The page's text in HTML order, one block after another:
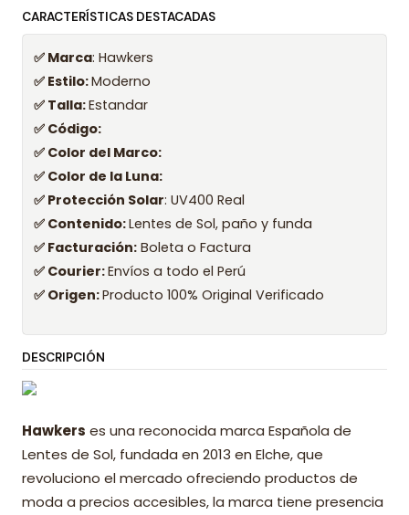
CARACTERÍSTICAS DESTACADAS
✅ Marca: Hawkers
✅ Estilo:Moderno
✅ Talla:Estandar
✅ Código:
✅ Color del Marco:
✅ Color de la Luna:
✅ Protección Solar: UV400 Real
✅ Contenido:Lentes de Sol, paño y funda
✅ Facturación: Boleta o Factura
✅ Courier:Envíos a todo el Perú
✅ Origen:Producto 100% Original Verificado
DESCRIPCIÓN
Hawkers es una reconocida marca Española de
Lentes de Sol, fundada en 2013 en Elche, que
revoluciono el mercado ofreciendo productos de
moda a precios accesibles, la marca tiene presencia